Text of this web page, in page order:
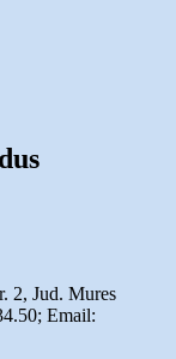
2, Jud. Mures
Email: